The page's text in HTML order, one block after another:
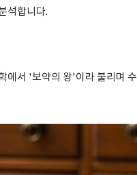
석합니다.
서 '보약의 왕'이라 불리며 수